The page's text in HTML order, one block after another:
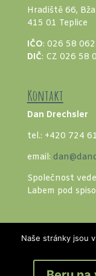
Hradiště 66,
415 01 Teplice
IČO: 026 58 062
DIČ: CZ 026 58
Kontakt
Dan Drechsler
tel.: +420 724
email:
Společnost
Labem pod
Naše stránky jsou